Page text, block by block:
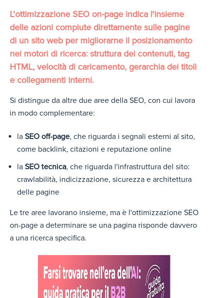
L'ottimizzazione SEO on-page indica l'insieme
delle azioni compiute direttamente sulle pagine
di un sito web per migliorarne il posizionamento
nei motori di ricerca: struttura dei contenuti, tag
HTML, velocità di caricamento, gerarchia dei titoli
e collegamenti interni.
Si distingue da altre due aree della SEO, con cui lavora
in modo complementare:
la SEO off-page, che riguarda i segnali esterni al sito,
come backlink, citazioni e reputazione online
la SEO tecnica, che riguarda l'infrastruttura del sito:
crawlabilità, indicizzazione, sicurezza e architettura
delle pagine
Le tre aree lavorano insieme, ma è l'ottimizzazione SEO
on-page a determinare se una pagina risponde davvero
a una ricerca specifica.